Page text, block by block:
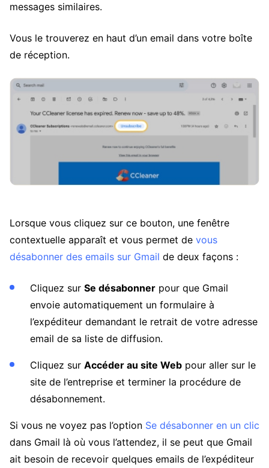
messages similaires.
Vous le trouverez en haut d’un email dans votre boîte
de réception.
Lorsque vous cliquez sur ce bouton, une fenêtre
contextuelle apparaît et vous permet de vous
désabonner des emails sur Gmail de deux façons :
Cliquez sur Se désabonner pour que Gmail
envoie automatiquement un formulaire à
l’expéditeur demandant le retrait de votre adresse
email de sa liste de diffusion.
Cliquez sur Accéder au site Web pour aller sur le
site de l’entreprise et terminer la procédure de
désabonnement.
Si vous ne voyez pas l’option Se désabonner en un clic
dans Gmail là où vous l’attendez, il se peut que Gmail
ait besoin de recevoir quelques emails de l’expéditeur